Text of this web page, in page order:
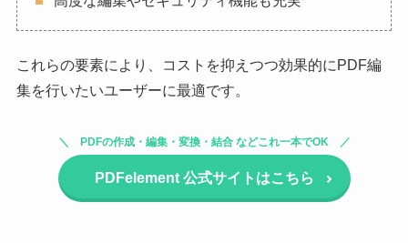
これらの要素により、コストを抑えつつ効果的にPDF編
集を行いたいユーザーに最適です。
PDFの作成・編集・変換・結合 などこれ一本でOK
PDFelement 公式サイトはこちら